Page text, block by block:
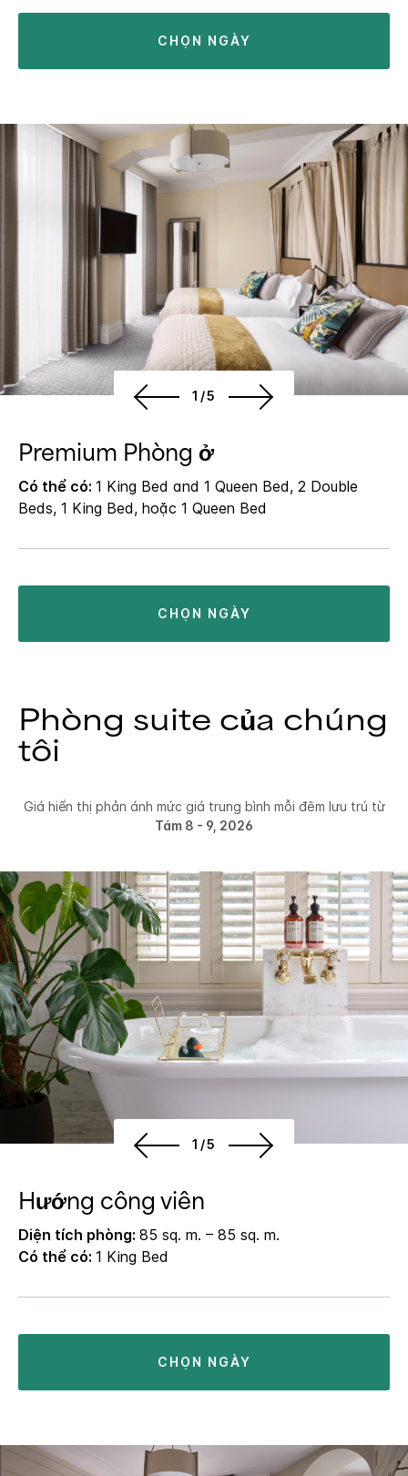
CHỌN NGÀY
1/5
Premium Phòng ở
Có thể có: 1 King Bed and 1 Queen Bed, 2 Double
Beds, 1 King Bed, hoặc 1 Queen Bed
CHỌN NGÀY
Phòng suite của chúng
tôi
Giá hiển thị phản ánh mức giá trung bình mỗi đêm lưu trú từ
Tám 8 - 9, 2026
1/5
Hướng công viên
Diện tích phòng: 85 sq. m. – 85 sq. m.
Có thể có: 1 King Bed
CHỌN NGÀY